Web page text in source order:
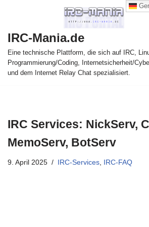
Inhalt
springen
IRC-Mania.de
Eine technische Plattform, die sich auf IRC,
Programmierung/Coding, Internetsicherheit/
und dem Internet Relay Chat spezialisiert.
IRC Services: NickServ,
MemoServ, BotServ
9. April 2025 IRC-Services IRC-FAQ